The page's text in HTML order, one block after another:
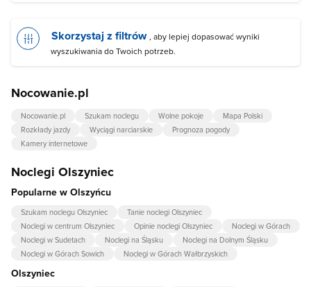
Skorzystaj z filtrów , aby lepiej dopasować wyniki
wyszukiwania do Twoich potrzeb.
Nocowanie.pl
Nocowanie.pl Szukam noclegu Wolne pokoje
Mapa Polski
Rozkłady jazdy
Wyciągi narciarskie
Prognoza pogody
Kamery internetowe
Noclegi Olszyniec
Popularne w Olszyńcu
Szukam noclegu Olszyniec
Tanie noclegi Olszyniec
Noclegi w centrum Olszyniec
Opinie noclegi Olszyniec
Noclegi w Górach
Noclegi w Sudetach
Noclegi na Śląsku
Noclegi na Dolnym Śląsku
Noclegi w Górach Sowich
Noclegi w Górach Wałbrzyskich
Olszyniec